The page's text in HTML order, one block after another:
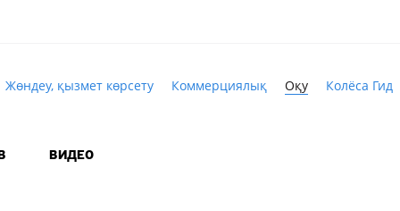
Жөндеу, қызмет көрсету Коммерциялық Оқу Колёса Гид
ВИДЕО